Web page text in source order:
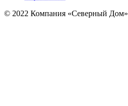
© 2022 Компания «Северный Дом»